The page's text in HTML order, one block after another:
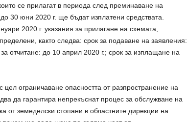
се прилагат в периода след преминаване на
30 юни 2020 г. ще бъдат изплатени средствата.
2020 г. указания за прилагане на схемата,
както следва: срок за подаване на заявления:
отчитане: до 10 април 2020 г.; срок за изплащане на
ограничаване опасността от разпространение на
да гарантира непрекъснат процес за обслужване на
от земеделски стопани в областните дирекции на